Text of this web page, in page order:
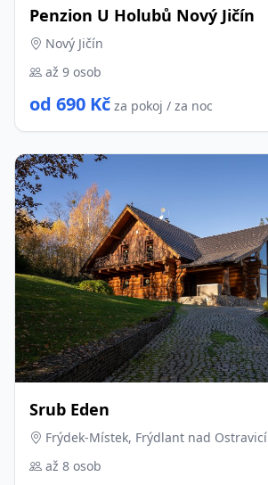
Penzion U Holubů Nový Jičín
Nový Jičín
až 9 osob
od 690 Kč za pokoj / za noc
Srub Eden
Frýdek-Místek, Frýdlant nad Ostravicí
až 8 osob